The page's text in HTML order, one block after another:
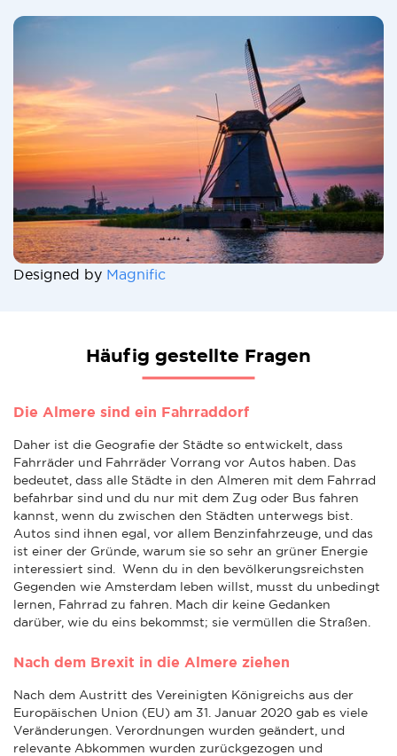
Designed by Magnific
Häufig gestellte Fragen
Die Almere sind ein Fahrraddorf
Daher ist die Geografie der Städte so entwickelt, dass
Fahrräder und Fahrräder Vorrang vor Autos haben. Das
bedeutet, dass alle Städte in den Almeren mit dem Fahrrad
befahrbar sind und du nur mit dem Zug oder Bus fahren
kannst, wenn du zwischen den Städten unterwegs bist.
Autos sind ihnen egal, vor allem Benzinfahrzeuge, und das
ist einer der Gründe, warum sie so sehr an grüner Energie
interessiert sind. Wenn du in den bevölkerungsreichsten
Gegenden wie Amsterdam leben willst, musst du unbedingt
lernen, Fahrrad zu fahren. Mach dir keine Gedanken
darüber, wie du eins bekommst; sie vermüllen die Straßen.
Nach dem Brexit in die Almere ziehen
Nach dem Austritt des Vereinigten Königreichs aus der
Europäischen Union (EU) am 31. Januar 2020 gab es viele
Veränderungen. Verordnungen wurden geändert, und
relevante Abkommen wurden zurückgezogen und